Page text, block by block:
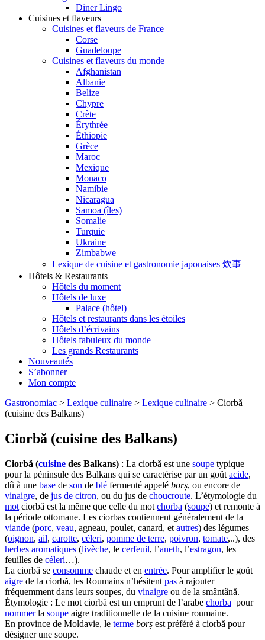
Diner Lingo
Cuisines et flaveurs
Cuisines et flaveurs de France
Corse
Guadeloupe
Cuisines et flaveurs du monde
Afghanistan
Albanie
Belize
Chypre
Crète
Érythrée
Éthiopie
Grèce
Maroc
Mexique
Monaco
Namibie
Nicaragua
Samoa (îles)
Somalie
Turquie
Ukraine
Zimbabwe
Lexique de cuisine et gastronomie japonaises 炊事
Hôtels & Restaurants
Hôtels du moment
Hôtels de luxe
Palace (hôtel)
Hôtels et restaurants dans les étoiles
Hôtels d’écrivains
Hôtels fabuleux du monde
Les grands Restaurants
Nouveautés
S’abonner
Mon compte
Gastronomiac > Lexique culinaire > Lexique culinaire > Ciorbă
(cuisine des Balkans)
Ciorbă (cuisine des Balkans)
Ciorbă (cuisine des Balkans) : La ciorbă est une soupe typique
pour la péninsule des Balkans qui se caractérise par un goût acide,
dû à une base de son de blé fermenté appelé borș, ou encore de
vinaigre, de jus de citron, ou du jus de choucroute. L’étymologie du
mot ciorbă est la même que celle du mot chorba (soupe) et remonte à
la période ottomane. Les ciorbas contiennent généralement de la
viande (porc, veau, agneau, poulet, canard, et autres) des légumes
(oignon, ail, carotte, céleri, pomme de terre, poivron, tomate,..), des
herbes aromatiques (livèche, le cerfeuil, l’aneth, l’estragon, les
feuilles de céleri…).
La ciorbă se consomme chaude et en entrée. Pour amplifier le goût
aigre de la ciorbă, les Roumains n’hésitent pas à rajouter
fréquemment dans leurs soupes, du vinaigre ou de la smântână.
Étymologie : Le mot ciorbă est un emprunt de l’arabe chorba pour
nommerla soupe aigre traditionnelle de la cuisine roumaine.
En province de Moldavie, le terme borș est préféré à ciorbă pour
désigner une soupe.